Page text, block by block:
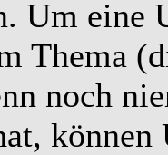
Um eine
Thema
noch